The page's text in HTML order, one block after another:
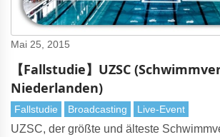
Mai 25, 2015
【Fallstudie】UZSC
Niederlanden)
Fallstudie Broadcasting Live-Event
UZSC, der größte und älteste